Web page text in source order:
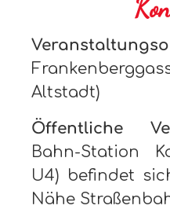
Altstadt)
Öffentliche
Bahn-Station
U4) befindet
Nähe